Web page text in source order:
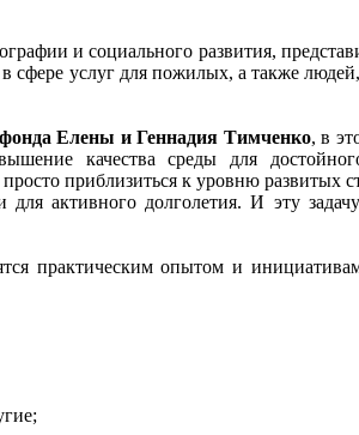
и социального развития,
услуг для пожилых, а также
Елены и Геннадия Тимченко, в
качества среды для
приблизиться к уровню развитых
активного долголетия. И эту
практическим опытом и